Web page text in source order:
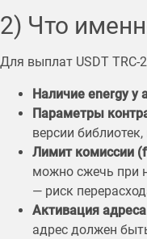
2) Что
Для выплат USDT
Наличие energy у
Параметры
версии
Лимит комиссии
можно сжечь при
— риск
Активация
адрес должен